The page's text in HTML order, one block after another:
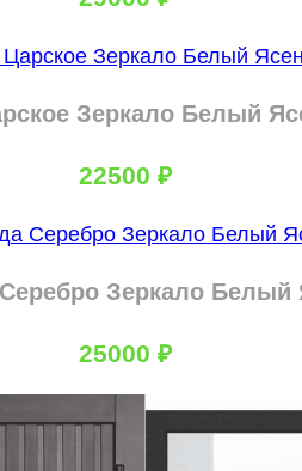
Зеркало Белый
22500 ₽
Зеркало Белый
25000 ₽